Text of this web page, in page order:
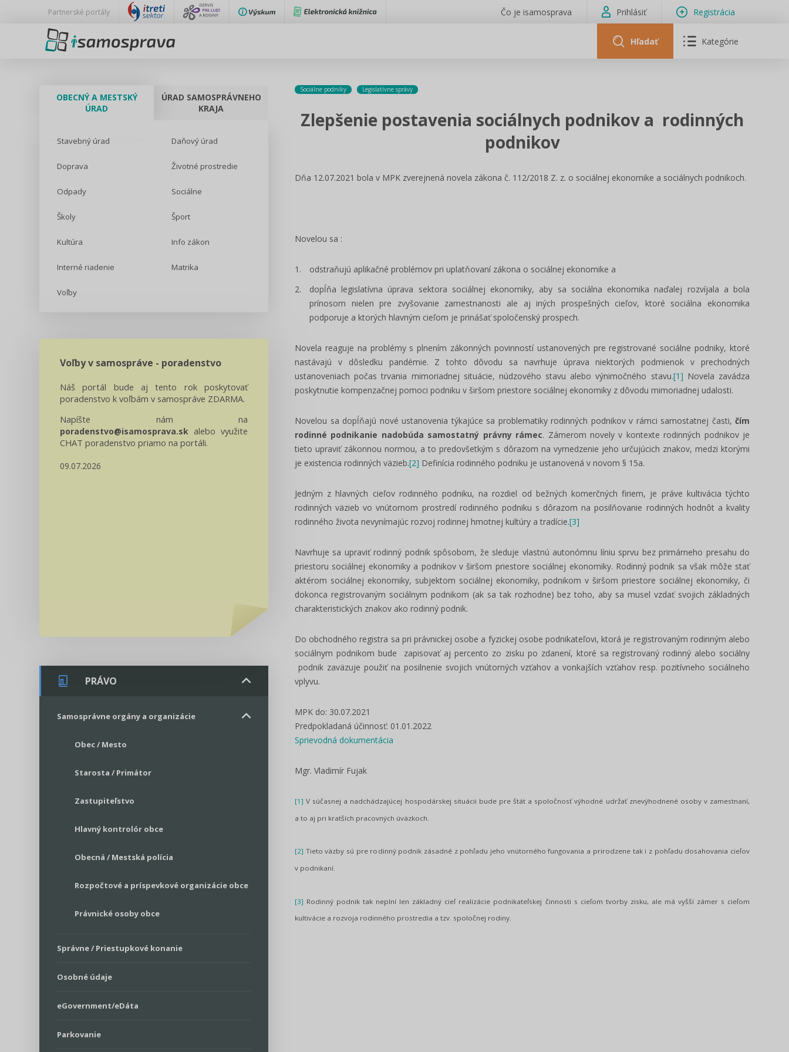
Partnerské portály Čo je isamosprava Prihlásiť Registrácia
Hľadať Kategórie
OBECNÝ A MESTSKÝ
ÚRAD
ÚRAD SAMOSPRÁVNEHO
KRAJA
Stavebný úrad Daňový úrad
Doprava Životné prostredie
Odpady Sociálne
Školy Šport
Kultúra Info zákon
Interné riadenie Matrika
Voľby
Voľby v samospráve - poradenstvo
Náš portál bude aj tento rok poskytovať
poradenstvo k voľbám v samospráve ZDARMA.
Napíšte nám na
poradenstvo@isamosprava.sk alebo využite
CHAT poradenstvo priamo na portáli.
09.07.2026
PRÁVO
Samosprávne orgány a organizácie
Obec / Mesto
Starosta / Primátor
Zastupiteľstvo
Hlavný kontrolór obce
Obecná / Mestská polícia
Rozpočtové a príspevkové organizácie obce
Právnické osoby obce
Správne / Priestupkové konanie
Osobné údaje
eGovernment/eDáta
Parkovanie
Sociálne podniky Legislatívne správy
Zlepšenie postavenia sociálnych podnikov a rodinných
podnikov
Dňa 12.07.2021 bola v MPK zverejnená novela zákona č. 112/2018 Z. z. o sociálnej ekonomike a sociálnych podnikoch.
Novelou sa :
odstraňujú aplikačné problémov pri uplatňovaní zákona o sociálnej ekonomike a
dopĺňa legislatívna úprava sektora sociálnej ekonomiky, aby sa sociálna ekonomika naďalej rozvíjala a bola
prínosom nielen pre zvyšovanie zamestnanosti ale aj iných prospešných cieľov, ktoré sociálna ekonomika
podporuje a ktorých hlavným cieľom je prinášať spoločenský prospech.
Novela reaguje na problémy s plnením zákonných povinností ustanovených pre registrované sociálne podniky, ktoré
nastávajú v dôsledku pandémie. Z tohto dôvodu sa navrhuje úprava niektorých podmienok v prechodných
ustanoveniach počas trvania mimoriadnej situácie, núdzového stavu alebo výnimočného stavu.[1] Novela zavádza
poskytnutie kompenzačnej pomoci podniku v širšom priestore sociálnej ekonomiky z dôvodu mimoriadnej udalosti.
Novelou sa dopĺňajú nové ustanovenia týkajúce sa problematiky rodinných podnikov v rámci samostatnej časti, čím
rodinné podnikanie nadobúda samostatný právny rámec. Zámerom novely v kontexte rodinných podnikov je
tieto upraviť zákonnou normou, a to predovšetkým s dôrazom na vymedzenie jeho určujúcich znakov, medzi ktorými
je existencia rodinných väzieb.[2] Definícia rodinného podniku je ustanovená v novom § 15a.
Jedným z hlavných cieľov rodinného podniku, na rozdiel od bežných komerčných firiem, je práve kultivácia týchto
rodinných väzieb vo vnútornom prostredí rodinného podniku s dôrazom na posilňovanie rodinných hodnôt a kvality
rodinného života nevynímajúc rozvoj rodinnej hmotnej kultúry a tradície.[3]
Navrhuje sa upraviť rodinný podnik spôsobom, že sleduje vlastnú autonómnu líniu sprvu bez primárneho presahu do
priestoru sociálnej ekonomiky a podnikov v širšom priestore sociálnej ekonomiky. Rodinný podnik sa však môže stať
aktérom sociálnej ekonomiky, subjektom sociálnej ekonomiky, podnikom v širšom priestore sociálnej ekonomiky, či
dokonca registrovaným sociálnym podnikom (ak sa tak rozhodne) bez toho, aby sa musel vzdať svojich základných
charakteristických znakov ako rodinný podnik.
Do obchodného registra sa pri právnickej osobe a fyzickej osobe podnikateľovi, ktorá je registrovaným rodinným alebo
sociálnym podnikom bude zapisovať aj percento zo zisku po zdanení, ktoré sa registrovaný rodinný alebo sociálny
podnik zaväzuje použiť na posilnenie svojich vnútorných vzťahov a vonkajších vzťahov resp. pozitívneho sociálneho
vplyvu.
MPK do: 30.07.2021
Predpokladaná účinnosť: 01.01.2022
Sprievodná dokumentácia
Mgr. Vladimír Fujak
[1] V súčasnej a nadchádzajúcej hospodárskej situácii bude pre štát a spoločnosť výhodné udržať znevýhodnené osoby v zamestnaní,
a to aj pri kratších pracovných úväzkoch.
[2] Tieto väzby sú pre rodinný podnik zásadné z pohľadu jeho vnútorného fungovania a prirodzene tak i z pohľadu dosahovania cieľov
v podnikaní.
[3] Rodinný podnik tak neplní len základný cieľ realizácie podnikateľskej činnosti s cieľom tvorby zisku, ale má vyšší zámer s cieľom
kultivácie a rozvoja rodinného prostredia a tzv. spoločnej rodiny.